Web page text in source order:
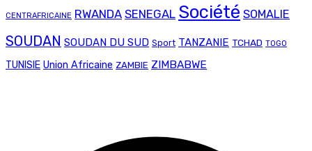
CENTRAFRICAINE RWANDA SENEGAL Société SOMALIE
SOUDAN SOUDAN DU SUD Sport TANZANIE TCHAD TOGO
TUNISIE Union Africaine ZAMBIE ZIMBABWE